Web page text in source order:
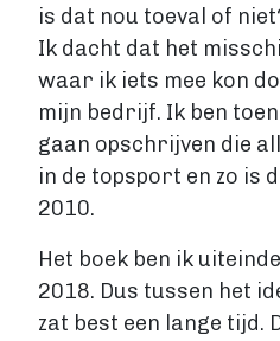
is dat nou toeval of
Ik dacht dat het
waar ik iets mee kon
mijn bedrijf. Ik ben
gaan opschrijven die
in de topsport en zo is
2010.
Het boek ben ik
2018. Dus tussen het
zat best een lange tijd.